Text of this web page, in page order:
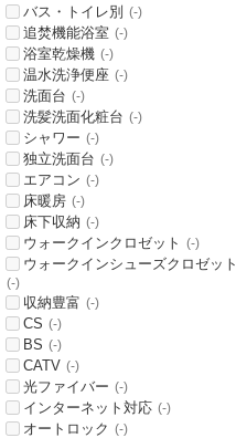
バス・トイレ別 (-)
追焚機能浴室 (-)
浴室乾燥機 (-)
温水洗浄便座 (-)
洗面台 (-)
洗髪洗面化粧台 (-)
シャワー (-)
独立洗面台 (-)
エアコン (-)
床暖房 (-)
床下収納 (-)
ウォークインクロゼット (-)
ウォークインシューズクロゼット
(-)
収納豊富 (-)
CS (-)
BS (-)
CATV (-)
光ファイバー (-)
インターネット対応 (-)
オートロック (-)